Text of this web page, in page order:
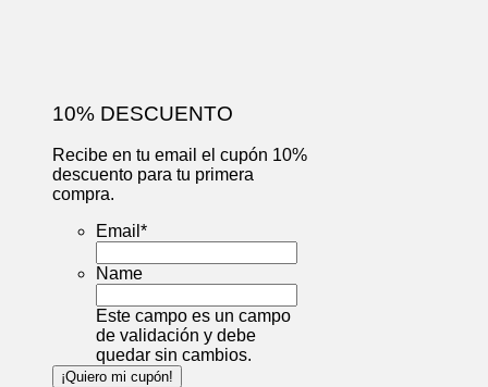
10% DESCUENTO
Recibe en tu email el cupón 10%
descuento para tu primera
compra.
Email *
Name
Este campo es un campo
de validación y debe
quedar sin cambios.